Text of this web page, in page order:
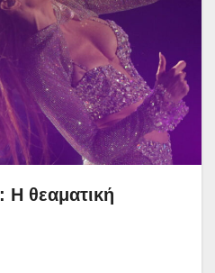
: Η θεαματική